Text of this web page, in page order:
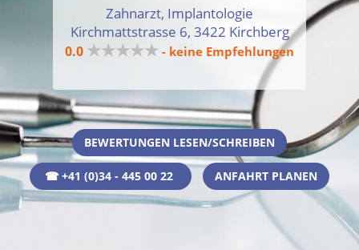
Zahnarzt, Implantologie
Kirchmattstrasse 6, 3422 Kirchberg
0.0 ★★★★★ - keine Empfehlungen
BEWERTUNGEN LESEN/SCHREIBEN
☎ +41 (0)34 - 445 00 22 ANFAHRT PLANEN